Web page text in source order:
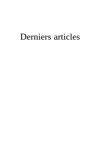
Derniers articles